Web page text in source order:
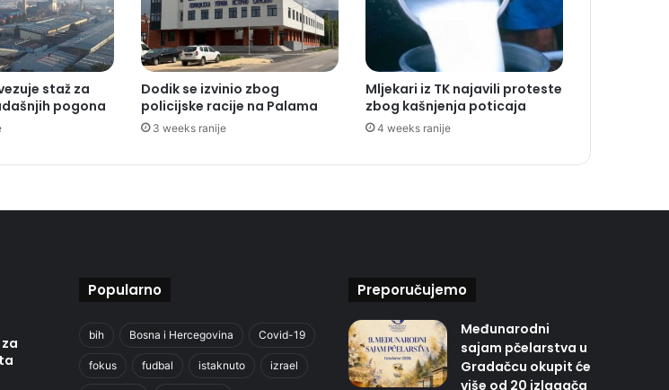
staž za
pogona
Dodik se izvinio zbog
policijske racije na Palama
3 weeks ranije
Mljekari iz TK najavili proteste
zbog kašnjenja poticaja
4 weeks ranije
Popularno
bih Bosna i Hercegovina Covid-19
fokus fudbal istaknuto izrael
Preporučujemo
Međunarodni
sajam pčelarstva u
Gradačcu okupit će
više od 20 izlagača